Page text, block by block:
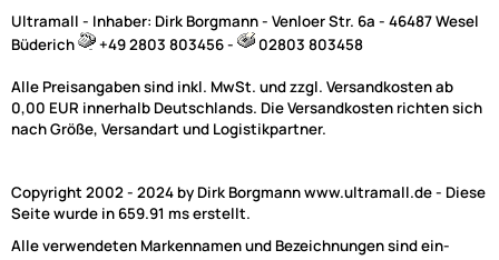
Ultramall - Inhaber: Dirk Borgmann - Venloer Str. 6a - 46487 Wesel
Büderich
+49 2803 803456 - 02803 803458
Alle Preisangaben sind inkl. MwSt. und zzgl. Versandkosten ab
0,00 EUR innerhalb Deutschlands. Die Versandkosten richten sich
nach Größe, Versandart und Logistikpartner.
Copyright 2002 - 2024 by Dirk Borgmann www.ultramall.de - Diese
Seite wurde in 659.91 ms erstellt.
Alle verwendeten Markennamen und Bezeichnungen sind ein-